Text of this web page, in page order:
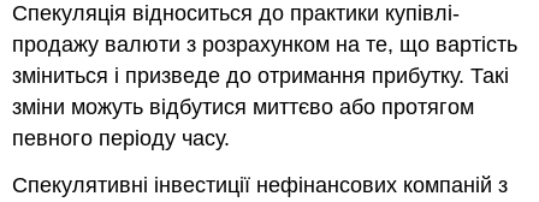
Спекуляція відноситься до практики купівлі-
продажу валюти з розрахунком на те, що вартість
зміниться і призведе до отримання прибутку. Такі
зміни можуть відбутися миттєво або протягом
певного періоду часу.
Спекулятивні інвестиції нефінансових компаній з